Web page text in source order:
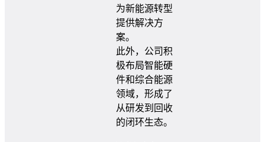
为新能源转型
提供解决方
案。
此外，公司积
极布局智能硬
件和综合能源
领域，形成了
从研发到回收
的闭环生态。